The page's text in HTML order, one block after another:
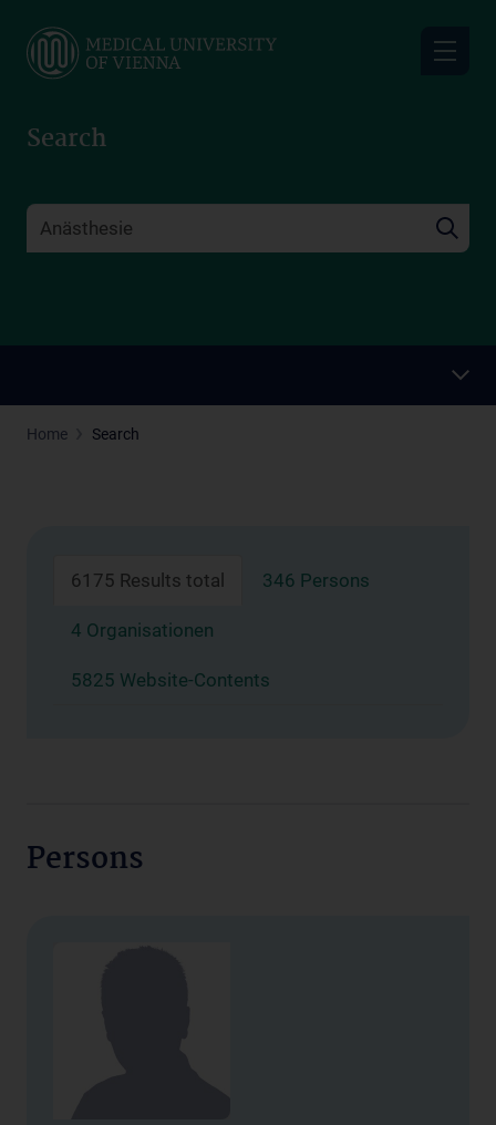
main
Search
Home Search
6175 Results total 346 Persons
4 Organisationen
5825 Website-Contents
Persons